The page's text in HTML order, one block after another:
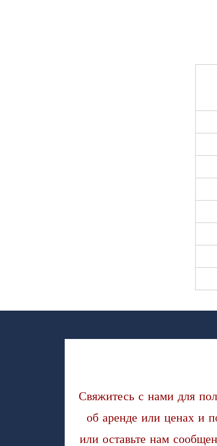
Свяжитесь с нами для
об аренде или ценах и
или оставьте нам